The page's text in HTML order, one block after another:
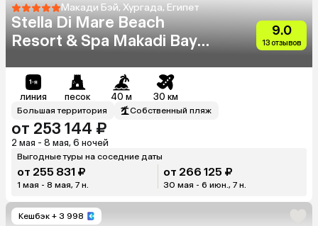
Макади Бэй, Хургада, Египет
Stella Di Mare Beach
Resort & Spa Makadi Bay
Resort & Spa)
9.0
13 отзывов
линия песок 40 м 30 км
Большая территория Собственный пляж
от 253 144 ₽
2 мая - 8 мая, 6 ночей
Выгодные туры на соседние даты
от 255 831 ₽
1 мая - 8 мая, 7 н.
от 266 125 ₽
30 мая - 6 июн., 7 н.
Кешбэк + 3 998